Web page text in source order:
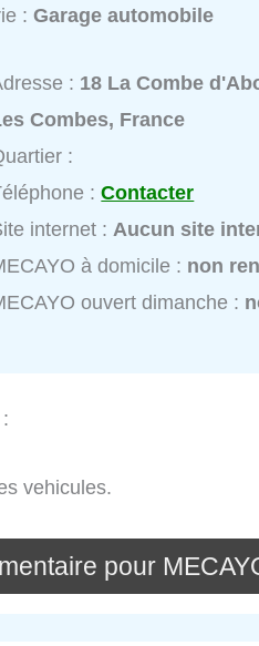
:Garage automobile
: 18 La Combe
Combes, France
:
:Contacter
internet :Aucun site
à domicile : non
ouvert dimanche :
:
vehicules.
pour